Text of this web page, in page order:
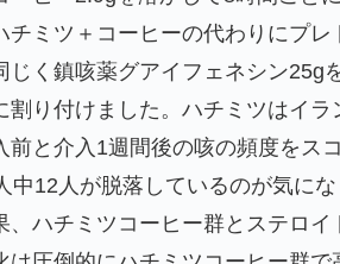
チミツ＋コーヒーの代わりにプ
じく鎮咳薬グアイフェネシン25g
割り付けました。ハチミツはイ
前と介入1週間後の咳の頻度をス
12人が脱落しているのが気に
、ハチミツコーヒー群とステロ